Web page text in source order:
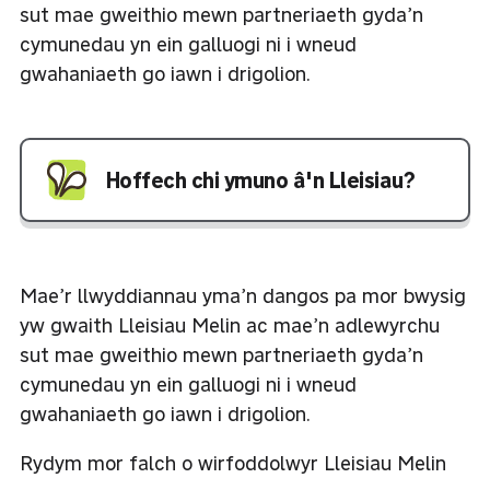
sut mae gweithio mewn partneriaeth gyda’n
cymunedau yn ein galluogi ni i wneud
gwahaniaeth go iawn i drigolion.
Hoffech chi ymuno â'n Lleisiau?
Mae’r llwyddiannau yma’n dangos pa mor bwysig
yw gwaith Lleisiau Melin ac mae’n adlewyrchu
sut mae gweithio mewn partneriaeth gyda’n
cymunedau yn ein galluogi ni i wneud
gwahaniaeth go iawn i drigolion.
Rydym mor falch o wirfoddolwyr Lleisiau Melin